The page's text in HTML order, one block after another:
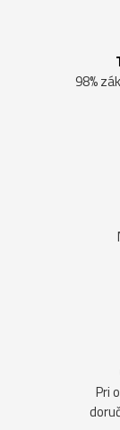
98%
Pri